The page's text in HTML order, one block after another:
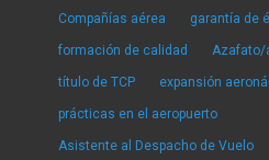
Compañías aérea garantía de
formación de calidad Azafato/
título de TCP expansión
prácticas en el aeropuerto
Asistente al Despacho de Vuelo